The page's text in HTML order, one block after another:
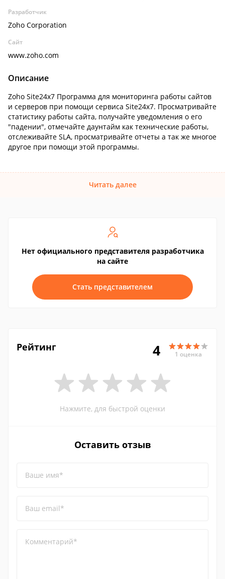
Разработчик
Zoho Corporation
Сайт
www.zoho.com
Описание
Zoho Site24x7 Программа для мониторинга работы сайтов
и серверов при помощи сервиса Site24x7. Просматривайте
статистику работы сайта, получайте уведомления о его
"падении", отмечайте даунтайм как технические работы,
отслеживайте SLA, просматривайте отчеты а так же многое
другое при помощи этой программы.
Читать далее
Нет официального представителя разработчика
на сайте
Стать представителем
Рейтинг 4 1 оценка
Нажмите, для быстрой оценки
Оставить отзыв
Ваше имя*
Ваш email*
Комментарий*